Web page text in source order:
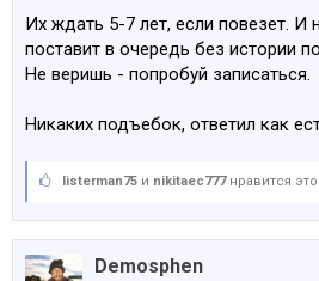
Их ждать 5-7 лет, если повезет. И
поставит в очередь без истории
Не веришь - попробуй записаться.
Никаких подъебок, ответил как
listerman75 и nikitaec777нравится это.
Demosphen